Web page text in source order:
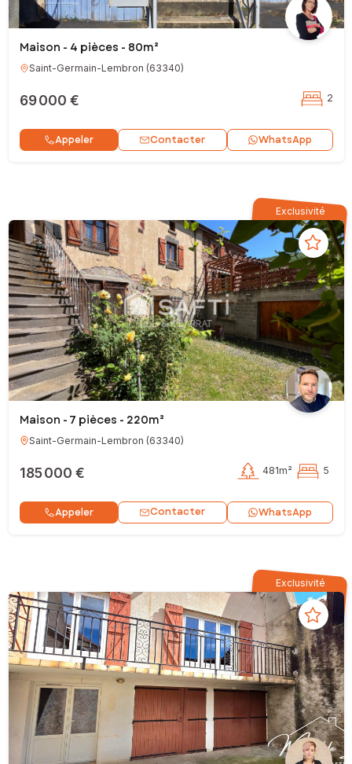
Maison - 4 pièces - 80m²
Saint-Germain-Lembron (63340)
69 000 € 2
Appeler Contacter WhatsApp
Exclusivité
Maison - 7 pièces - 220m²
Saint-Germain-Lembron (63340)
185 000 € 481m² 5
Appeler Contacter WhatsApp
Exclusivité